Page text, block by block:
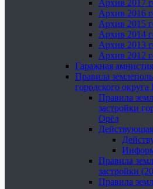
Архив 2017
Архив 2016
Архив 2015
Архив 2014
Архив 2013
Архив 2012
Гаражная амнистия
Правила
городского
Правила
застройки
Орёл
Правила
застройки
Правила